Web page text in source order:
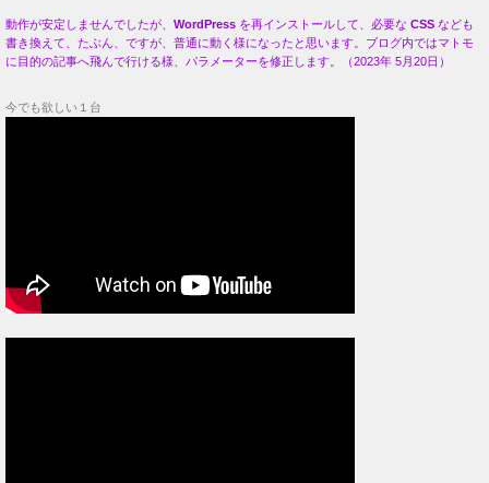
動作が安定しませんでしたが、 WordPress を再インストールして、必要な CSS なども
書き換えて、たぶん、ですが、普通に動く様になったと思います。ブログ内ではマトモ
に目的の記事へ飛んで行ける様、パラメーターを修正します。（2023年 5月20日）
今でも欲しい１台